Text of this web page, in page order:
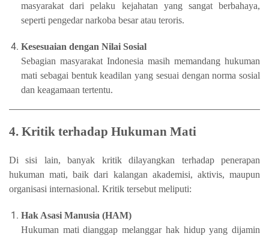
masyarakat dari pelaku kejahatan yang sangat berbahaya,
seperti pengedar narkoba besar atau teroris.
Kesesuaian dengan Nilai Sosial
Sebagian masyarakat Indonesia masih memandang hukuman
mati sebagai bentuk keadilan yang sesuai dengan norma sosial
dan keagamaan tertentu.
4. Kritik terhadap Hukuman Mati
Di sisi lain, banyak kritik dilayangkan terhadap penerapan
hukuman mati, baik dari kalangan akademisi, aktivis, maupun
organisasi internasional. Kritik tersebut meliputi:
Hak Asasi Manusia (HAM)
Hukuman mati dianggap melanggar hak hidup yang dijamin